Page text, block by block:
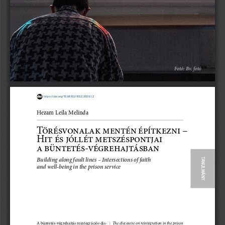
Fotó: Bv. fotó
TANULMÁNY
A büntetés-végrehajtás reintegrációs dis- The discourse on reintegration in the prison
Hezam Leila Melinda
Törésvonalak mentén építkezni –
Hit és jóllét metszéspontjai
Building along fault lines – Intersections of faith
and well-being in the prison service
a büntetés-végrehajtásban
https://doi.org/10.66102/BSZ.2026.1.2